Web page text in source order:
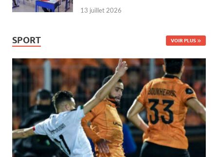
13 juillet 2026
SPORT VOIR PLUS